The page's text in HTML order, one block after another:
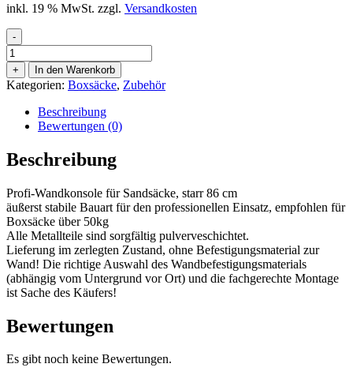
inkl. 19 % MwSt. zzgl. Versandkosten
-
Profi
Wandkonsole
für
Sandsäcke
starr
Menge
+ In den Warenkorb
Kategorien: Boxsäcke, Zubehör
Beschreibung
Bewertungen (0)
Beschreibung
Profi-Wandkonsole für Sandsäcke, starr 86 cm
äußerst stabile Bauart für den professionellen Einsatz, empfohlen für
Boxsäcke über 50kg
Alle Metallteile sind sorgfältig pulverveschichtet.
Lieferung im zerlegten Zustand, ohne Befestigungsmaterial zur
Wand! Die richtige Auswahl des Wandbefestigungsmaterials
(abhängig vom Untergrund vor Ort) und die fachgerechte Montage
ist Sache des Käufers!
Bewertungen
Es gibt noch keine Bewertungen.